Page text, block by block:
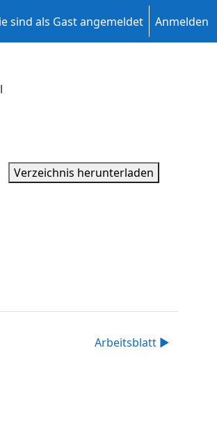
umschalten
sind als Gast angemeldet Anmelden
Verzeichnis herunterladen
Arbeitsblatt ▶︎